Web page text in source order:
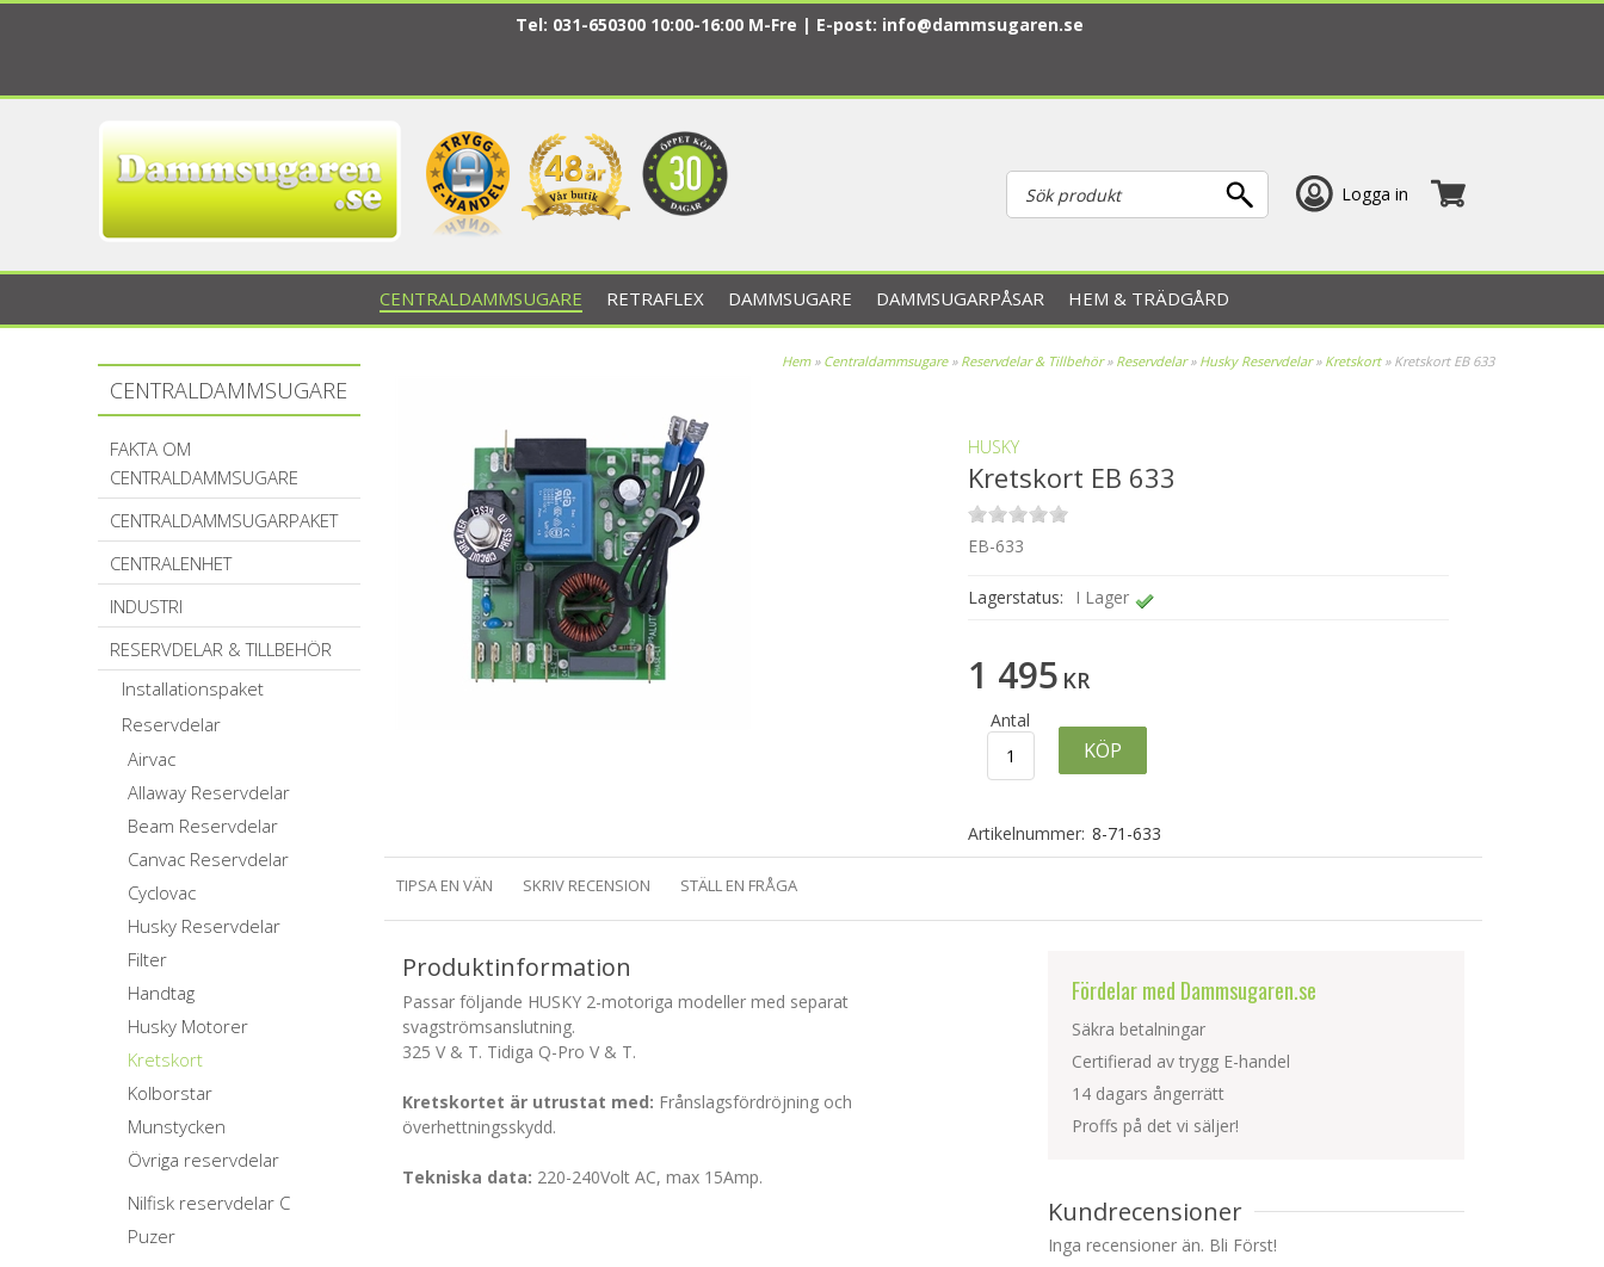
Tel: 031-650300 10:00-16:00 M-Fre | E-post: info@dammsugaren.se
Logga in
CENTRALDAMMSUGARE RETRAFLEX DAMMSUGARE DAMMSUGARPÅSAR HEM & TRÄDGÅRD
CENTRALDAMMSUGARE
FAKTA OM
CENTRALDAMMSUGARE
CENTRALDAMMSUGARPAKET
CENTRALENHET
INDUSTRI
RESERVDELAR & TILLBEHÖR
Installationspaket
Reservdelar
Airvac
Allaway Reservdelar
Beam Reservdelar
Canvac Reservdelar
Cyclovac
Husky Reservdelar
Filter
Handtag
Husky Motorer
Kretskort
Kolborstar
Munstycken
Övriga reservdelar
Nilfisk reservdelar C
Puzer
Hem» Centraldammsugare» Reservdelar & Tillbehör» Reservdelar» Husky Reservdelar» Kretskort» Kretskort EB 633
HUSKY
Kretskort EB 633
EB-633
Lagerstatus: I Lager
1 495 KR
Antal
KÖP
Artikelnummer: 8-71-633
TIPSA EN VÄN SKRIV RECENSION STÄLL EN FRÅGA
Produktinformation
Passar följande HUSKY 2-motoriga modeller med separat
svagströmsanslutning.
325 V & T. Tidiga Q-Pro V & T.
Kretskortet är utrustat med: Frånslagsfördröjning och
överhettningsskydd.
Tekniska data: 220-240Volt AC, max 15Amp.
Fördelar med Dammsugaren.se
Säkra betalningar
Certifierad av trygg E-handel
14 dagars ångerrätt
Proffs på det vi säljer!
Kundrecensioner
Inga recensioner än. Bli Först!